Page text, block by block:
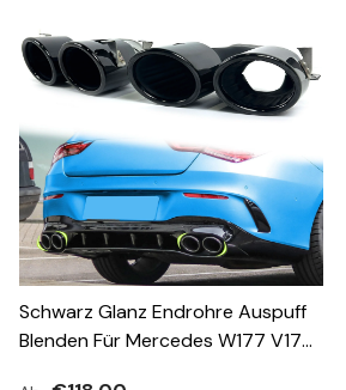
Schwarz Glanz Endrohre Auspuff
Blenden Für Mercedes W177 V177